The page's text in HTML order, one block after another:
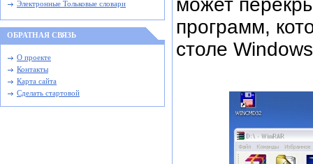
Электронные Тольковые словари
ОБРАТНАЯ СВЯЗЬ
О проекте
Контакты
Карта сайта
Сделать стартовой
может
программ,
столе